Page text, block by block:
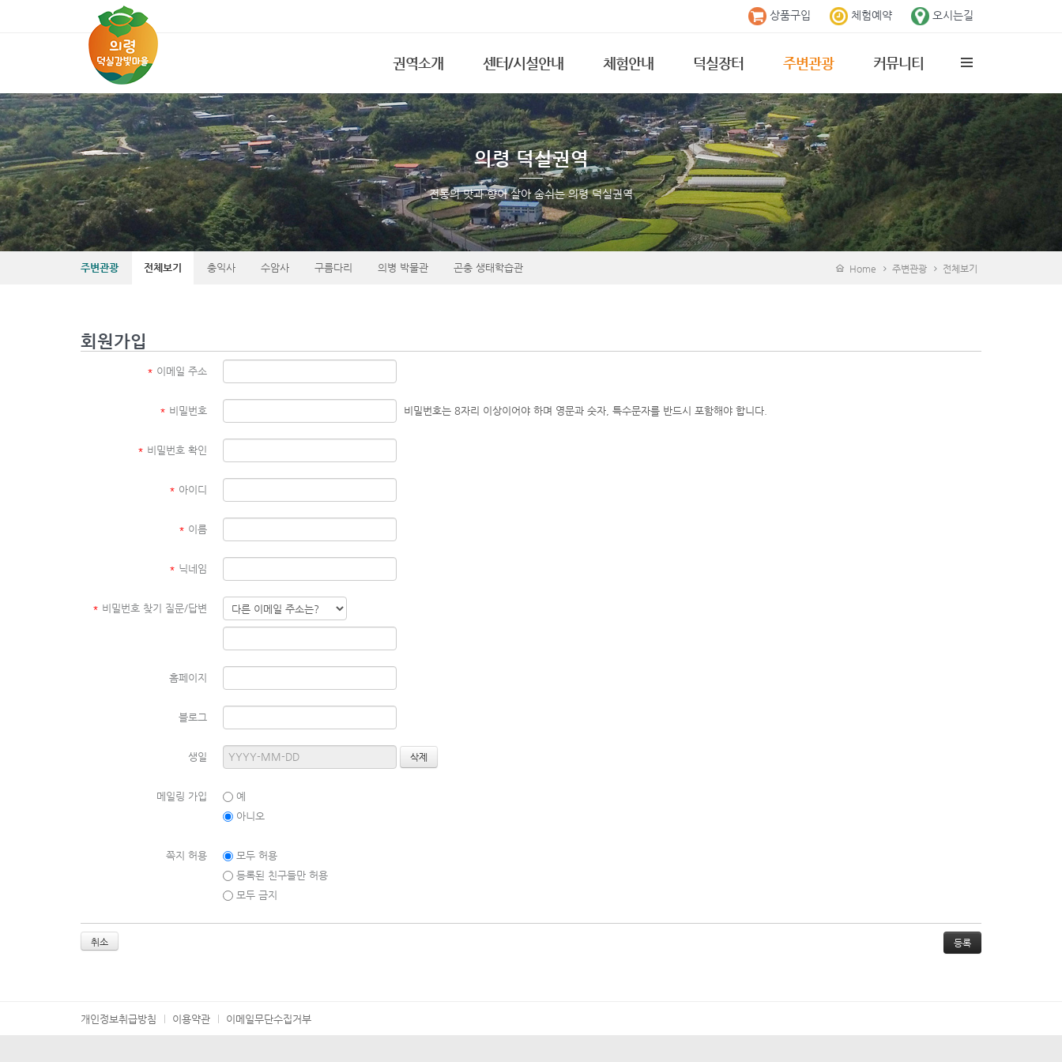
상품구입 체험예약 오시는길
권역소개
인사말
마을소개
지역현황
권역사업안내
브랜드소개
찾아오시는길
센터/시설안내
전경보기
체험장(세미나실)
찜질방
부대시설
숙박안내 및 예약
이용요금표
체험안내
체험프로그램
예약하기
덕실장터
지역특산물 소개
특산물 구입
주변관광
전체보기
충익사
수암사
구름다리
의병 박물관
곤충 생태학습관
커뮤니티
공지사항
덕실마을소식
갤러리
자유게시판
의령 덕실권역
전통의 맛과 향이 살아 숨쉬는 의령 덕실권역
주변관광 전체보기 충익사 수암사 구름다리 의병 박물관 곤충 생태학습관 Home 주변관광 전체보기
회원가입
* 이메일 주소
* 비밀번호 비밀번호는 8자리 이상이어야 하며 영문과 숫자, 특수문자를 반드시 포함해야 합니다.
* 비밀번호 확인
* 아이디
* 이름
* 닉네임
* 비밀번호 찾기 질문/답변
홈페이지
블로그
생일
메일링 가입
예
아니오
쪽지 허용
모두 허용
등록된 친구들만 허용
모두 금지
취소
개인정보취급방침 이용약관 이메일무단수집거부